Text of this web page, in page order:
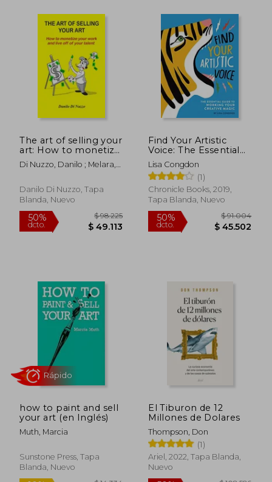
50% 50%
dcto.
The art of selling your
art: How to monetize
your work and live off
your talent (en
Di Nuzzo, Danilo ; Melara,
Danilo Di Nuzzo, Tapa
Blanda, Nuevo
50%
Find Your Artistic
Voice: The Essential
Guide to Working
Your Creative Magic
(en Inglés)
Lisa Congdon
(1)
Chronicle Books, 2019,
Tapa Blanda, Nuevo
how to paint and sell
your art (en Inglés)
Muth, Marcia
Sunstone Press, Tapa
Blanda, Nuevo
El Tiburon de 12
Millones de Dolares
Thompson, Don
(1)
Ariel, 2022, Tapa Blanda,
Nuevo